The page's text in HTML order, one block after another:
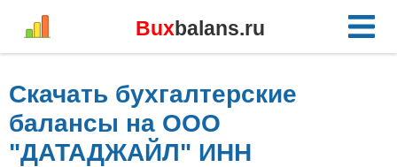
Buxbalans.ru
Скачать бухгалтерские
балансы на ООО
"ДАТАДЖАЙЛ" ИНН